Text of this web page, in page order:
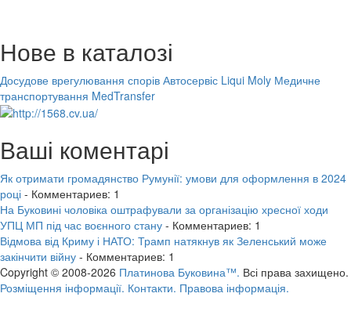
Нове в каталозі
Досудове врегулювання спорів Автосервіс Liqui Moly Медичне
транспортування MedTransfer
Ваші коментарі
Як отримати громадянство Румунії: умови для оформлення в 2024
році - Комментариев: 1
На Буковині чоловіка оштрафували за організацію хресної ходи
УПЦ МП під час воєнного стану - Комментариев: 1
Відмова від Криму і НАТО: Трамп натякнув як Зеленський може
закінчити війну - Комментариев: 1
Copyright © 2008-2026 Платинова Буковина™. Всі права захищено.
Розміщення інформації. Контакти. Правова інформація.